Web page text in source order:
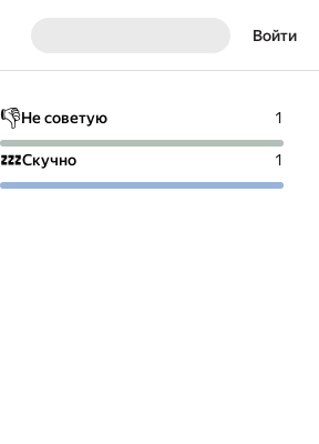
Войти
👎Не советую 1
💤Скучно 1